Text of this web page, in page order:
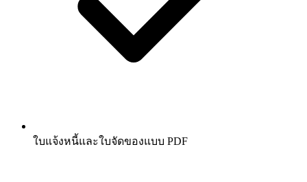
ใบแจ้งหนี้และใบจัดของแบบ PDF